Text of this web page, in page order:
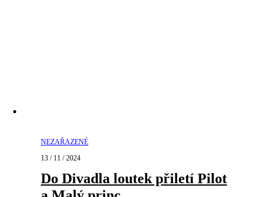
NEZAŘAZENÉ
13 / 11 / 2024
Do Divadla loutek přiletí Pilot